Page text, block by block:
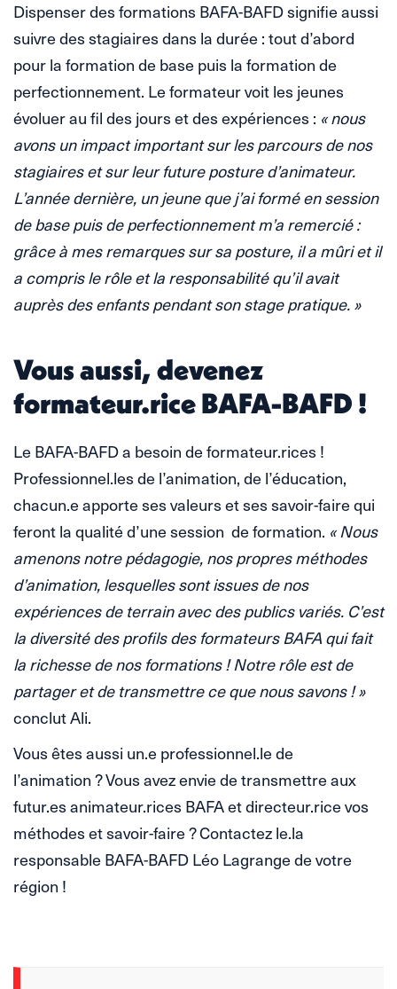
Dispenser des formations BAFA-BAFD signifie aussi
suivre des stagiaires dans la durée : tout d’abord
pour la formation de base puis la formation de
perfectionnement. Le formateur voit les jeunes
évoluer au fil des jours et des expériences : « nous
avons un impact important sur les parcours de nos
stagiaires et sur leur future posture d’animateur.
L’année dernière, un jeune que j’ai formé en session
de base puis de perfectionnement m’a remercié :
grâce à mes remarques sur sa posture, il a mûri et il
a compris le rôle et la responsabilité qu’il avait
auprès des enfants pendant son stage pratique. »
Vous aussi, devenez
formateur.rice BAFA-BAFD !
Le BAFA-BAFD a besoin de formateur.rices !
Professionnel.les de l’animation, de l’éducation,
chacun.e apporte ses valeurs et ses savoir-faire qui
feront la qualité d’une session de formation. « Nous
amenons notre pédagogie, nos propres méthodes
d’animation, lesquelles sont issues de nos
expériences de terrain avec des publics variés. C’est
la diversité des profils des formateurs BAFA qui fait
la richesse de nos formations ! Notre rôle est de
partager et de transmettre ce que nous savons ! »
conclut Ali.
Vous êtes aussi un.e professionnel.le de
l’animation ? Vous avez envie de transmettre aux
futur.es animateur.rices BAFA et directeur.rice vos
méthodes et savoir-faire ? Contactez le.la
responsable BAFA-BAFD Léo Lagrange de votre
région !